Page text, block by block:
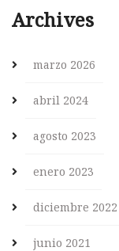
Archives
marzo 2026
abril 2024
agosto 2023
enero 2023
diciembre 2022
junio 2021